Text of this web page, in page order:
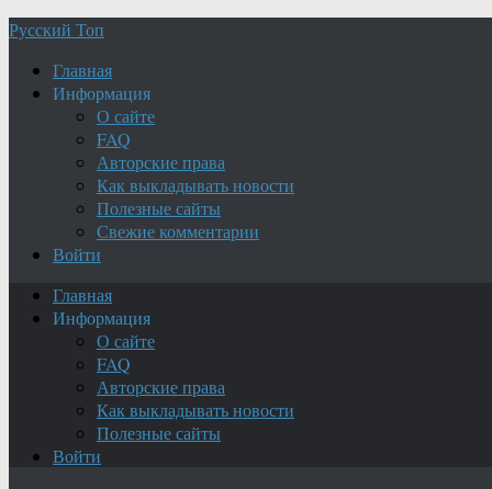
Русский Топ
Главная
Информация
О сайте
FAQ
Авторские права
Как выкладывать новости
Полезные сайты
Свежие комментарии
Войти
Главная
Информация
О сайте
FAQ
Авторские права
Как выкладывать новости
Полезные сайты
Войти